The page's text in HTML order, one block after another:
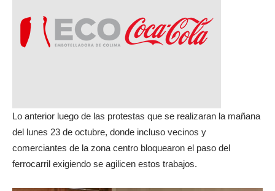
Lo anterior luego de las protestas que se realizaran la mañana
del lunes 23 de octubre, donde incluso vecinos y
comerciantes de la zona centro bloquearon el paso del
ferrocarril exigiendo se agilicen estos trabajos.